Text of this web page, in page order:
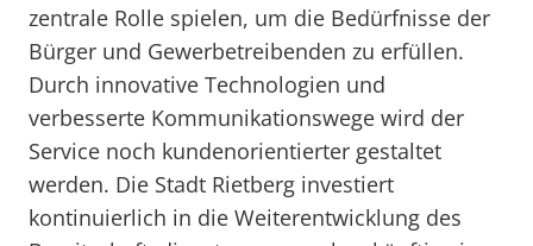
zentrale Rolle spielen, um die Bedürfnisse der
Bürger und Gewerbetreibenden zu erfüllen.
Durch innovative Technologien und
verbesserte Kommunikationswege wird der
Service noch kundenorientierter gestaltet
werden. Die Stadt Rietberg investiert
kontinuierlich in die Weiterentwicklung des